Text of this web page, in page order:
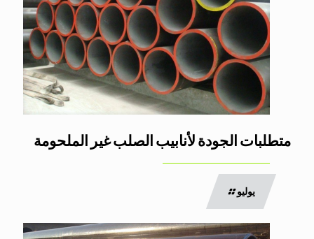
متطلبات الجودة لأنابيب الصلب غير الملحومة
يوليو